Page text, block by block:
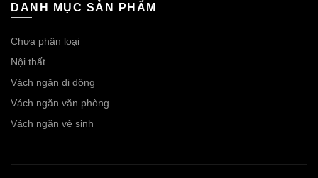
DANH MỤC SẢN PHẨM
Chưa phân loại
Nội thất
Vách ngăn di dộng
Vách ngăn văn phòng
Vách ngăn vệ sinh